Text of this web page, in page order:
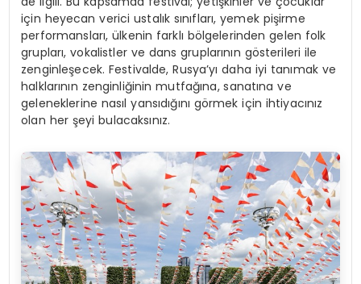
için heyecan verici ustalık sınıfları, yemek pişirme
performansları, ülkenin farklı bölgelerinden gelen folk
grupları, vokalistler ve dans gruplarının gösterileri ile
zenginleşecek. Festivalde, Rusya’yı daha iyi tanımak ve
halklarının zenginliğinin mutfağına, sanatına ve
geleneklerine nasıl yansıdığını görmek için ihtiyacınız
olan her şeyi bulacaksınız.